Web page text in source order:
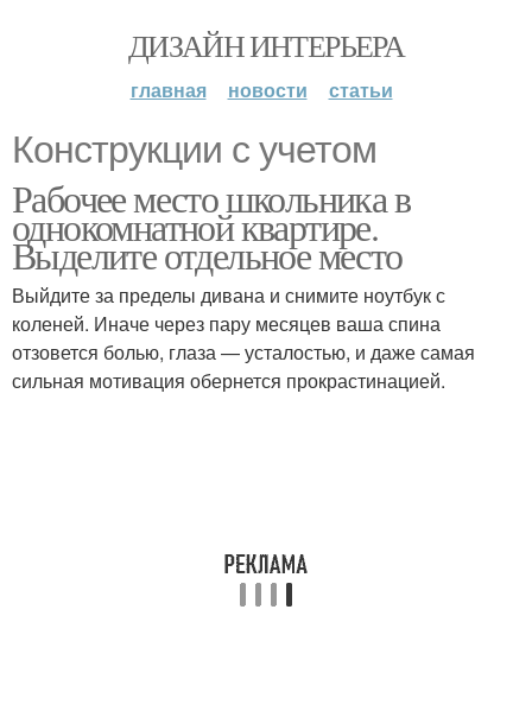
ДИЗАЙН ИНТЕРЬЕРА
главная новости статьи
Конструкции с учетом
Рабочее место школьника в
однокомнатной квартире.
Выделите отдельное место
Выйдите за пределы дивана и снимите ноутбук с
коленей. Иначе через пару месяцев ваша спина
отзовется болью, глаза — усталостью, и даже самая
сильная мотивация обернется прокрастинацией.